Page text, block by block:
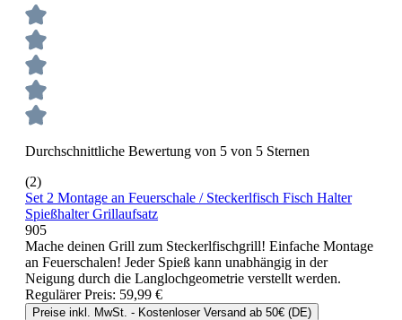
Durchschnittliche Bewertung von 5 von 5 Sternen
(2)
Set 2 Montage an Feuerschale / Steckerlfisch Fisch Halter
Spießhalter Grillaufsatz
905
Mache deinen Grill zum Steckerlfischgrill! Einfache Montage
an Feuerschalen! Jeder Spieß kann unabhängig in der
Neigung durch die Langlochgeometrie verstellt werden.
Regulärer Preis: 59,99 €
Preise inkl. MwSt. - Kostenloser Versand ab 50€ (DE)